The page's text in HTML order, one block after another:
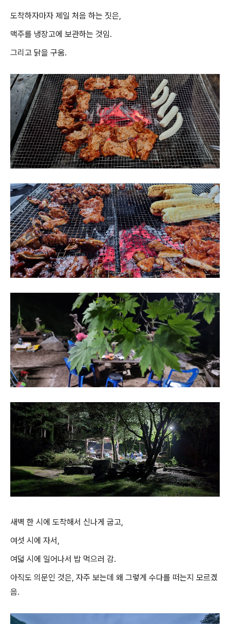
도착하자마자 제일 처음 하는 짓은,
맥주를 냉장고에 보관하는 것임.
그리고 닭을 구움.
새벽 한 시에 도착해서 신나게 굽고,
여섯 시에 자서,
여덟 시에 일어나서 밥 먹으러 감.
아직도 의문인 것은, 자주 보는데 왜 그렇게 수다를 떠는지 모르겠
음.